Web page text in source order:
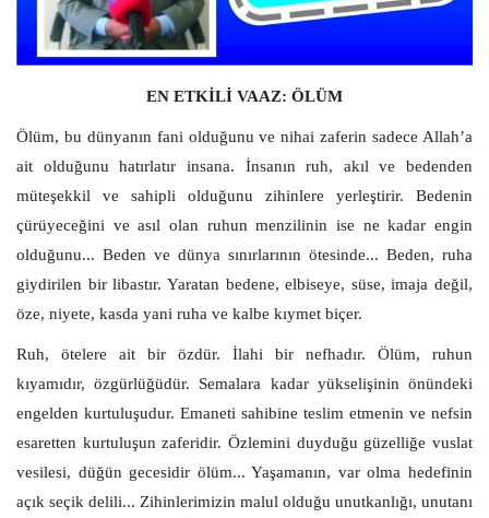
EĞİTİM
EN ETKİLİ VAAZ: ÖLÜM
Ölüm, bu dünyanın fani olduğunu ve nihai zaferin sadece Allah’a
ait olduğunu hatırlatır insana. İnsanın ruh, akıl ve bedenden
müteşekkil ve sahipli olduğunu zihinlere yerleştirir. Bedenin
çürüyeceğini ve asıl olan ruhun menzilinin ise ne kadar engin
olduğunu... Beden ve dünya sınırlarının ötesinde... Beden, ruha
giydirilen bir libastır. Yaratan bedene, elbiseye, süse, imaja değil,
öze, niyete, kasda yani ruha ve kalbe kıymet biçer.
Ruh, ötelere ait bir özdür. İlahi bir nefhadır. Ölüm, ruhun
kıyamıdır, özgürlüğüdür. Semalara kadar yükselişinin önündeki
engelden kurtuluşudur. Emaneti sahibine teslim etmenin ve nefsin
esaretten kurtuluşun zaferidir. Özlemini duyduğu güzelliğe vuslat
vesilesi, düğün gecesidir ölüm... Yaşamanın, var olma hedefinin
açık seçik delili... Zihinlerimizin malul olduğu unutkanlığı, unutanı